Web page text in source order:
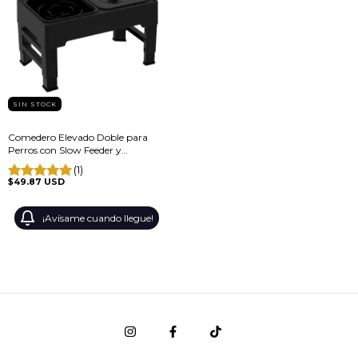
SIN STOCK
Comedero Elevado Doble para
Perros con Slow Feeder y
Bebedero Antiderrame
(1)
$49.87 USD
¡Avísame cuando llegue!